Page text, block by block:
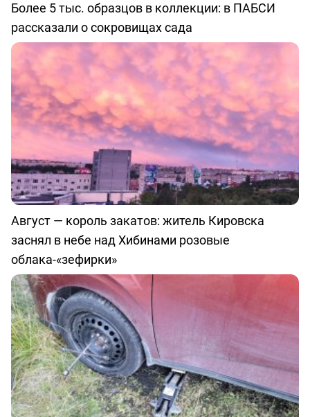
Более 5 тыс. образцов в коллекции: в ПАБСИ
рассказали о сокровищах сада
Август — король закатов: житель Кировска
заснял в небе над Хибинами розовые
облака-«зефирки»